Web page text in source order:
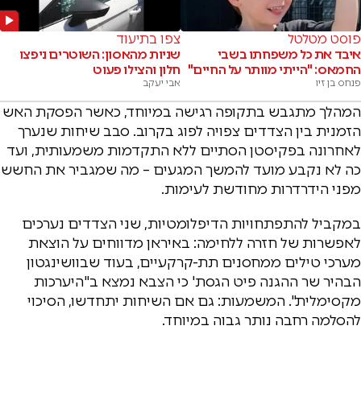
פוסט מטלטל
איבד את כל משפחתו בשבי
החמאס: "הייתי מוותר על החיים"
פנחס בן זיו
צפו בתיעוד
שניות מהאסון: השוטרים ניפצו
חלון והצילו פעוט
אבי יעקב
המהלך מתגבש בתקופה רגישה במיוחד, כאשר הפסקת האש
הזמנית בין הצדדים צפויה לפוג בקרוב. סבב שיחות שנערך
לאחרונה בפקיסטן הסתיים ללא התקדמות משמעותית, ועד
כה לא נקבע מועד להמשך המגעים – מה שמגביר את החשש
מפני הידרדרות מחודשת לעימות.
במקביל להתפתחויות הדיפלומטיות, שני הצדדים נערכים
לאפשרות של חזרה ללחימה: באיראן מדווחים על הוצאת
מערכי טילים ממחסנים תת-קרקעיים, בעוד שבוושינגטון
הבהיר שר ההגנה פיט הגסת' כי הצבא נמצא ב"היערכות
מקסימלית". המשמעות: גם אם השיחות יתחדשו, הסיכוי
להסלמה רחבה נותר גבוה במיוחד.